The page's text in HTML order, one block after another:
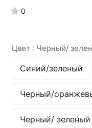
0
Цвет : Черный/
Синий/зеленый
Черный/
Черный/ зеленый